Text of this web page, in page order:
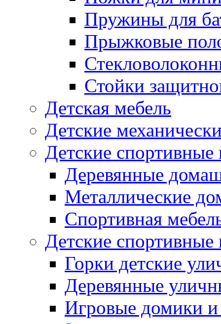
Пружины для
Прыжковые
Стойки
Детская мебель
Детские
Детские
Деревянные
Металлические
Спортивная
Детские
Горки детские
Деревянные
Игровые домики и